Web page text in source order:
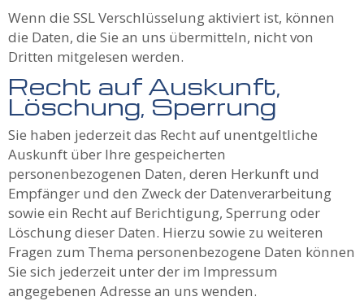
Wenn die SSL Verschlüsselung aktiviert ist, können
die Daten, die Sie an uns übermitteln, nicht von
Dritten mitgelesen werden.
Recht auf Auskunft,
Löschung, Sperrung
Sie haben jederzeit das Recht auf unentgeltliche
Auskunft über Ihre gespeicherten
personenbezogenen Daten, deren Herkunft und
Empfänger und den Zweck der Datenverarbeitung
sowie ein Recht auf Berichtigung, Sperrung oder
Löschung dieser Daten. Hierzu sowie zu weiteren
Fragen zum Thema personenbezogene Daten können
Sie sich jederzeit unter der im Impressum
angegebenen Adresse an uns wenden.